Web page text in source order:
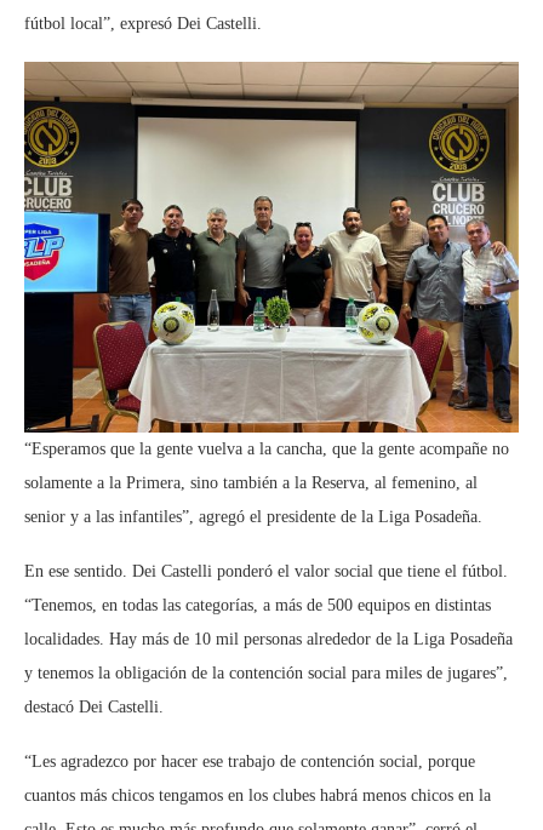
fútbol local”, expresó Dei Castelli.
“Esperamos que la gente vuelva a la cancha, que la gente acompañe no
solamente a la Primera, sino también a la Reserva, al femenino, al
senior y a las infantiles”, agregó el presidente de la Liga Posadeña.
En ese sentido. Dei Castelli ponderó el valor social que tiene el fútbol.
“Tenemos, en todas las categorías, a más de 500 equipos en distintas
localidades. Hay más de 10 mil personas alrededor de la Liga Posadeña
y tenemos la obligación de la contención social para miles de jugares”,
destacó Dei Castelli.
“Les agradezco por hacer ese trabajo de contención social, porque
cuantos más chicos tengamos en los clubes habrá menos chicos en la